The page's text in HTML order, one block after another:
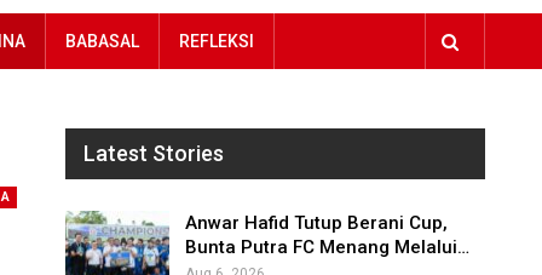
BABASAL REFLEKSI
Latest Stories
Anwar Hafid Tutup Berani Cup,
Bunta Putra FC Menang Melalui…